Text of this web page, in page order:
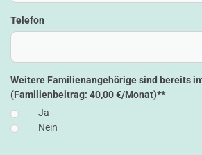
Telefon
Weitere Familienangehörige sind bereits
(Familienbeitrag: 40,00 €/Monat)**
Ja
Nein